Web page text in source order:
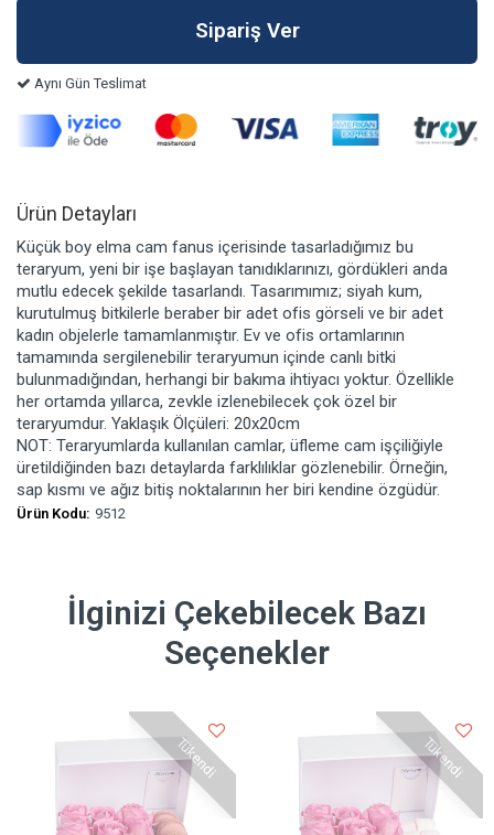
Aynı Gün Teslimat
Ürün Detayları
Küçük boy elma cam fanus içerisinde tasarladığımız bu
teraryum, yeni bir işe başlayan tanıdıklarınızı, gördükleri anda
mutlu edecek şekilde tasarlandı. Tasarımımız; siyah kum,
kurutulmuş bitkilerle beraber bir adet ofis görseli ve bir adet
kadın objelerle tamamlanmıştır. Ev ve ofis ortamlarının
tamamında sergilenebilir teraryumun içinde canlı bitki
bulunmadığından, herhangi bir bakıma ihtiyacı yoktur. Özellikle
her ortamda yıllarca, zevkle izlenebilecek çok özel bir
teraryumdur. Yaklaşık Ölçüleri: 20x20cm
NOT: Teraryumlarda kullanılan camlar, üfleme cam işçiliğiyle
üretildiğinden bazı detaylarda farklılıklar gözlenebilir. Örneğin,
sap kısmı ve ağız bitiş noktalarının her biri kendine özgüdür.
Ürün Kodu: 9512
İlginizi Çekebilecek Bazı
Seçenekler
Tükendi Tükendi